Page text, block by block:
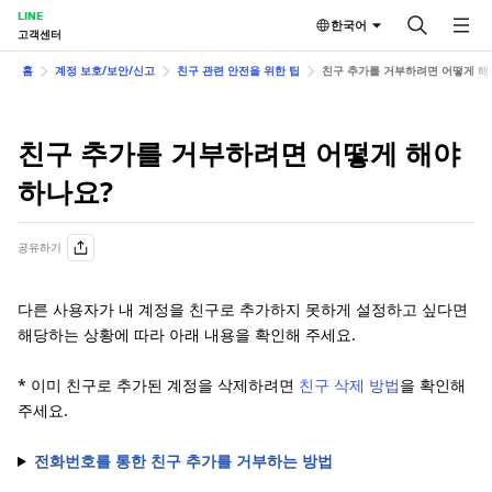
LINE
고객센터
한국어
홈 계정 보호/보안/신고 친구 관련 안전을 위한 팁 친구 추가를 거부하려면 어떻게 해
친구 추가를 거부하려면 어떻게 해야
하나요?
공유하기
다른 사용자가 내 계정을 친구로 추가하지 못하게 설정하고 싶다면
해당하는 상황에 따라 아래 내용을 확인해 주세요.
* 이미 친구로 추가된 계정을 삭제하려면 친구 삭제 방법을 확인해
주세요.
전화번호를 통한 친구 추가를 거부하는 방법